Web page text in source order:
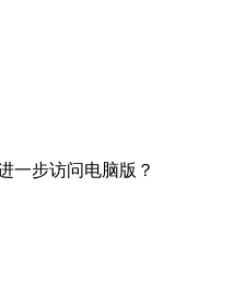
一步访问电脑版？